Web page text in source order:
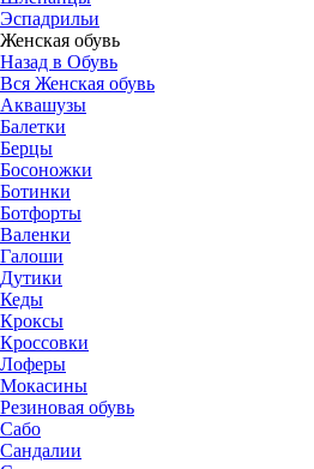
Эспадрильи
Женская обувь
Назад в Обувь
Вся Женская обувь
Аквашузы
Балетки
Берцы
Босоножки
Ботинки
Ботфорты
Валенки
Галоши
Дутики
Кеды
Кроксы
Кроссовки
Лоферы
Мокасины
Резиновая обувь
Сабо
Сандалии